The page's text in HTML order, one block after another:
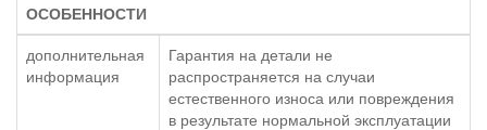
ОСОБЕННОСТИ
дополнительная
информация
Гарантия на детали не
распространяется на случаи
естественного износа или повреждения
в результате нормальной эксплуатации